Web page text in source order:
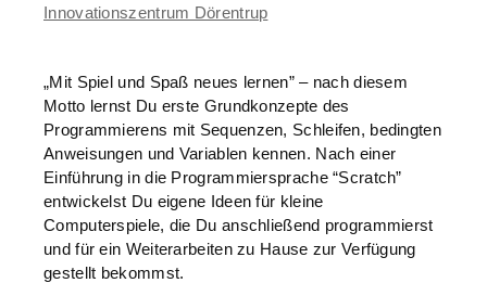
Innovationszentrum Dörentrup
„Mit Spiel und Spaß neues lernen” – nach diesem
Motto lernst Du erste Grundkonzepte des
Programmierens mit Sequenzen, Schleifen, bedingten
Anweisungen und Variablen kennen. Nach einer
Einführung in die Programmiersprache “Scratch”
entwickelst Du eigene Ideen für kleine
Computerspiele, die Du anschließend programmierst
und für ein Weiterarbeiten zu Hause zur Verfügung
gestellt bekommst.